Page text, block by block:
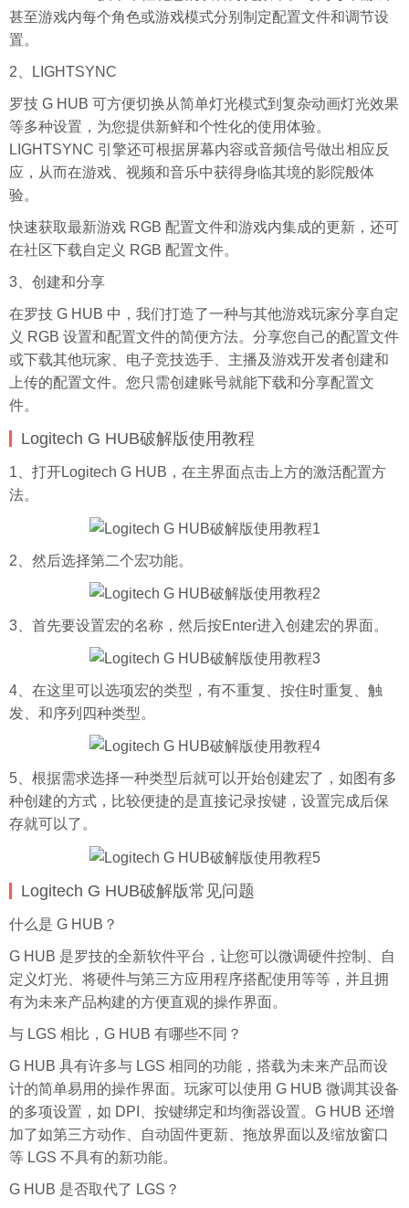
甚至游戏内每个角色或游戏模式分别制定配置文件和调节设
置。
2、LIGHTSYNC
罗技 G HUB 可方便切换从简单灯光模式到复杂动画灯光效果
等多种设置，为您提供新鲜和个性化的使用体验。
LIGHTSYNC 引擎还可根据屏幕内容或音频信号做出相应反
应，从而在游戏、视频和音乐中获得身临其境的影院般体
验。
快速获取最新游戏 RGB 配置文件和游戏内集成的更新，还可
在社区下载自定义 RGB 配置文件。
3、创建和分享
在罗技 G HUB 中，我们打造了一种与其他游戏玩家分享自定
义 RGB 设置和配置文件的简便方法。分享您自己的配置文件
或下载其他玩家、电子竞技选手、主播及游戏开发者创建和
上传的配置文件。您只需创建账号就能下载和分享配置文
件。
Logitech G HUB破解版使用教程
1、打开Logitech G HUB，在主界面点击上方的激活配置方
法。
2、然后选择第二个宏功能。
3、首先要设置宏的名称，然后按Enter进入创建宏的界面。
4、在这里可以选项宏的类型，有不重复、按住时重复、触
发、和序列四种类型。
5、根据需求选择一种类型后就可以开始创建宏了，如图有多
种创建的方式，比较便捷的是直接记录按键，设置完成后保
存就可以了。
Logitech G HUB破解版常见问题
什么是 G HUB？
G HUB 是罗技的全新软件平台，让您可以微调硬件控制、自
定义灯光、将硬件与第三方应用程序搭配使用等等，并且拥
有为未来产品构建的方便直观的操作界面。
与 LGS 相比，G HUB 有哪些不同？
G HUB 具有许多与 LGS 相同的功能，搭载为未来产品而设
计的简单易用的操作界面。玩家可以使用 G HUB 微调其设备
的多项设置，如 DPI、按键绑定和均衡器设置。G HUB 还增
加了如第三方动作、自动固件更新、拖放界面以及缩放窗口
等 LGS 不具有的新功能。
G HUB 是否取代了 LGS？